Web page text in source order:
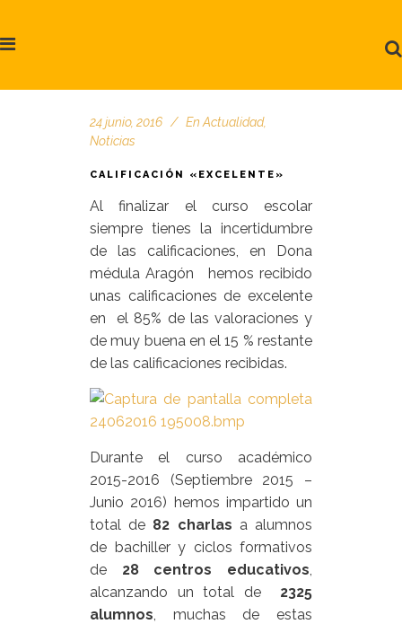
24 junio, 2016 En Actualidad,
Noticias
CALIFICACIÓN «EXCELENTE»
Al finalizar el curso escolar
siempre tienes la incertidumbre
de las calificaciones, en Dona
médula Aragón hemos recibido
unas calificaciones de excelente
en el 85% de las valoraciones y
de muy buena en el 15 % restante
de las calificaciones recibidas.
Durante el curso académico
2015-2016 (Septiembre 2015 –
Junio 2016) hemos impartido un
total de 82 charlas a alumnos
de bachiller y ciclos formativos
de 28 centros educativos,
alcanzando un total de 2325
alumnos, muchas de estas